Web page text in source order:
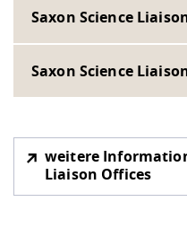
Saxon Science
Saxon Science
weitere
Liaison Offices